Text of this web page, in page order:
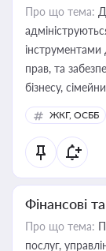
Про що тема:
інструментами
прав, та
бізнесу,
ЖКГ, ОСББ
Фінансові
Про що тема:
послуг, управління коштами, приймання платежів та